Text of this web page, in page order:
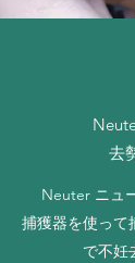
去
Neuter ニュ
捕獲器を使って
で不妊